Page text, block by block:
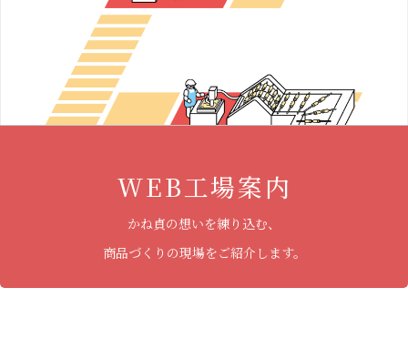
WEB工場案内
かね貞の想いを練り込む、
商品づくりの現場をご紹介します。